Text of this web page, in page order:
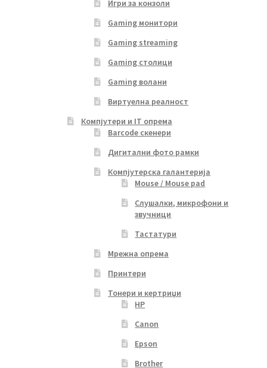
Игри за конзоли
Gaming монитори
Gaming streaming
Gaming столици
Gaming волани
Виртуелна реалност
Компјутери и IT опрема
Barcode скенери
Дигитални фото рамки
Компјутерска галантерија
Mouse / Mouse pad
Слушалки, микрофони и
звучници
Тастатури
Мрежна опрема
Принтери
Тонери и кертриџи
HP
Canon
Epson
Brother